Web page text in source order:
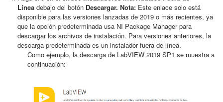
Línea debajo del botón Descargar. Nota: Este enlace solo está
disponible para las versiones lanzadas de 2019 o más recientes, ya
que la opción predeterminada usa NI Package Manager para
descargar los archivos de instalación. Para versiones anteriores, la
descarga predeterminada es un instalador fuera de línea.
Como ejemplo, la descarga de LabVIEW 2019 SP1 se muestra a
continuación: